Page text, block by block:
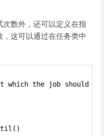
数外，还可以定义在指
这可以通过在任务类中
which the job should